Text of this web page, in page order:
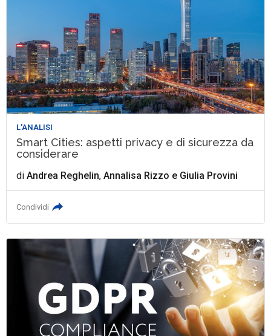
L'ANALISI
Smart Cities: aspetti privacy e di sicurezza da
considerare
diAndrea Reghelin,Annalisa Rizzo e Giulia Provini
Condividi